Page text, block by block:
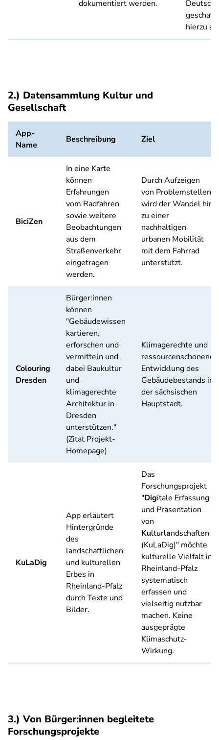
dokumentiert werden.
hierzu
2.) Datensammlung Kultur und
Gesellschaft
App-
Name
Beschreibung Ziel
BiciZen
In eine Karte
können
Erfahrungen
vom Radfahren
sowie weitere
Beobachtungen
aus dem
Straßenverkehr
eingetragen
werden.
Durch Aufzeigen
von Problemstellen
wird der Wandel hin
zu einer
nachhaltigen
urbanen Mobilität
mit dem Fahrrad
unterstützt.
Colouring
Dresden
Bürger:innen
können
"Gebäudewissen
kartieren,
erforschen und
vermitteln und
dabei Baukultur
und
klimagerechte
Architektur in
Dresden
unterstützen."
(Zitat Projekt-
Homepage)
Klimagerechte und
ressourcenschonend
Entwicklung des
Gebäudebestands in
der sächsischen
Hauptstadt.
KuLaDig
App erläutert
Hintergründe
des
landschaftlichen
und kulturellen
Erbes in
Rheinland-Pfalz
durch Texte und
Bilder.
Das
Forschungsprojekt
"Digitale Erfassung
und Präsentation
von
Kulturlandschaften
(KuLaDig)" möchte
kulturelle Vielfalt in
Rheinland-Pfalz
systematisch
erfassen und
vielseitig nutzbar
machen. Keine
ausgeprägte
Klimaschutz-
Wirkung.
3.) Von Bürger:innen begleitete
Forschungsprojekte